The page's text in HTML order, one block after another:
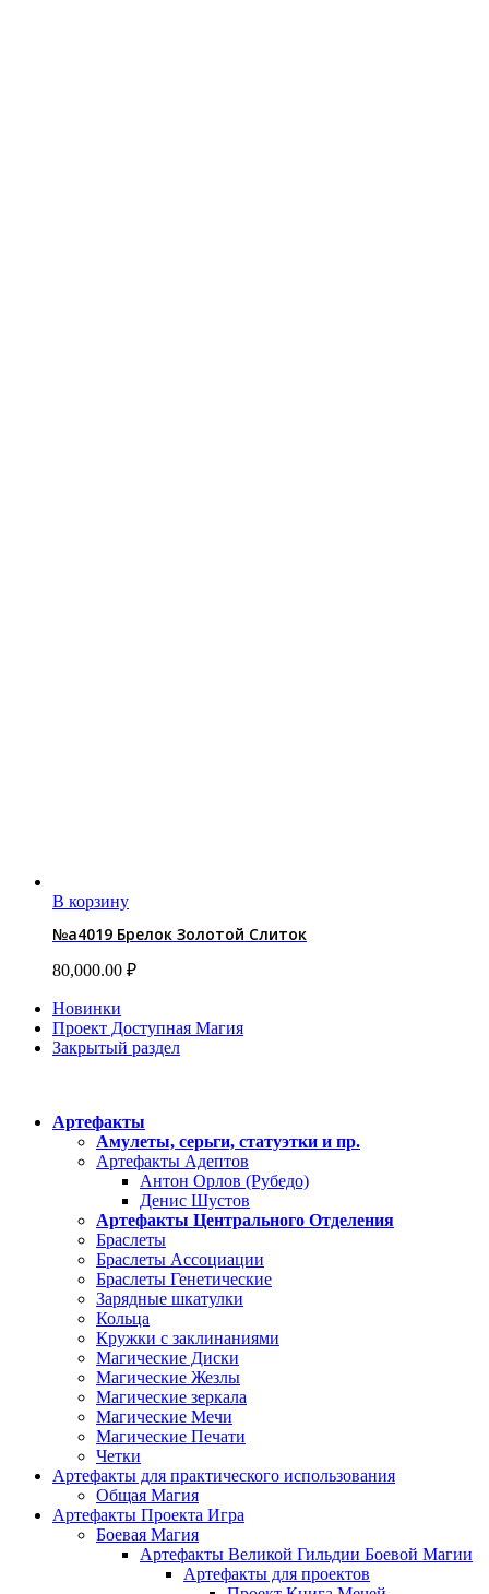
В корзину
№a4019 Брелок Золотой Слиток
80,000.00 ₽
Новинки
Проект Доступная Магия
Закрытый раздел
Артефакты
Амулеты, серьги, статуэтки и пр.
Артефакты Адептов
Антон Орлов (Рубедо)
Денис Шустов
Артефакты Центрального Отделения
Браслеты
Браслеты Ассоциации
Браслеты Генетические
Зарядные шкатулки
Кольца
Кружки с заклинаниями
Магические Диски
Магические Жезлы
Магические зеркала
Магические Мечи
Магические Печати
Четки
Артефакты для практического использования
Общая Магия
Артефакты Проекта Игра
Боевая Магия
Артефакты Великой Гильдии Боевой Магии
Артефакты для проектов